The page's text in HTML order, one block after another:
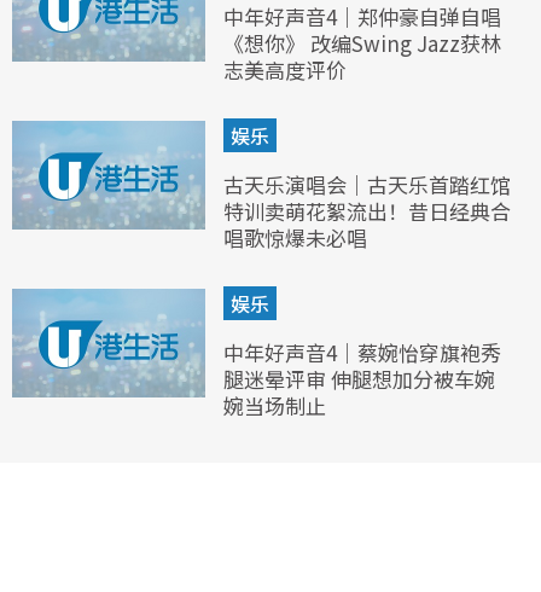
中年好声音4｜郑仲豪自弹自唱
《想你》 改编Swing Jazz获林
志美高度评价
娱乐
古天乐演唱会｜古天乐首踏红馆
特训卖萌花絮流出！昔日经典合
唱歌惊爆未必唱
娱乐
中年好声音4｜蔡婉怡穿旗袍秀
腿迷晕评审 伸腿想加分被车婉
婉当场制止